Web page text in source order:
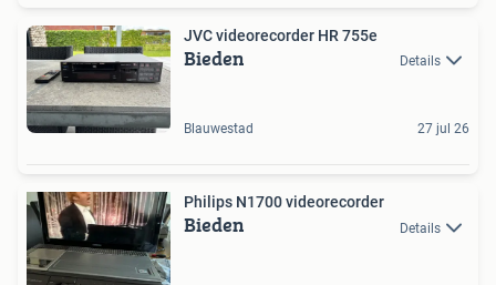
JVC videorecorder HR 755e
Bieden Details
Blauwestad 27 jul 26
Philips N1700 videorecorder
Bieden Details